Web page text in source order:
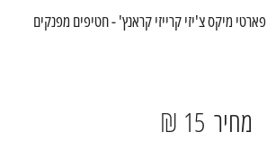
חטיפי פריסקיז Party Mix פארטי מיקס צ'יזי קרייזי קראנץ' - חטיפים מפנקים
מחיר 15 ₪